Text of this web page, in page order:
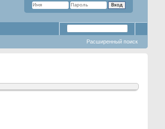
Расширенный поиск